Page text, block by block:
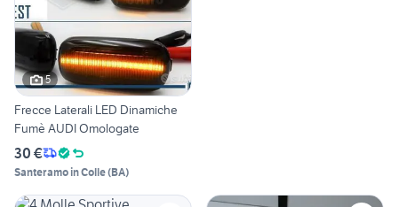
5
Frecce Laterali LED Dinamiche
Fumè AUDI Omologate
30 €
Santeramo in Colle(BA)